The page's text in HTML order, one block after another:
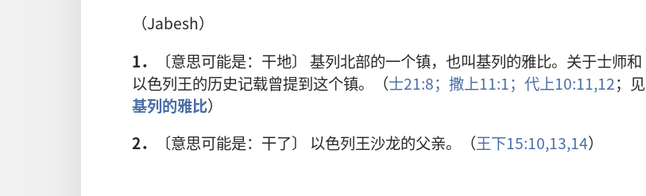
（Jabesh）
1．
〔意思可能是：干地〕 基列北部的一个镇，也叫基列的雅比。关于士师和
以色列王的历史记载曾提到这个镇。（士21:8； 撒上11:1； 代上10:11,12；见
基列的雅比）
2．
〔意思可能是：干了〕 以色列王沙龙的父亲。（王下15:10,13,14）